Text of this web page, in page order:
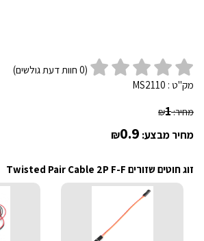
(
0 חוות דעת גולשים)
מק"ט : MS2110
מחיר: ₪1
מחיר מבצע: ₪0.9
זוג חוטים שזורים Twisted Pair Cable 2P F-F